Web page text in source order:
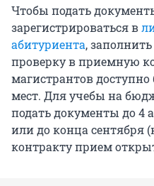
Чтобы подать
зарегистрироваться в
абитуриента,
проверку в приемную
магистрантов
мест. Для учебы на
подать документы до 4
или до конца сентября
контракту прием